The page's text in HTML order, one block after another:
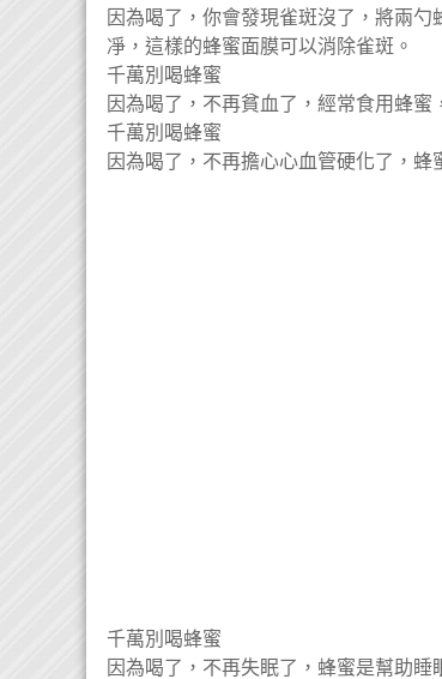
因為喝了，你會發現雀斑沒了，將兩
凈，這樣的蜂蜜面膜可以消除雀斑。
千萬別喝蜂蜜
因為喝了，不再貧血了，經常食用蜂蜜
千萬別喝蜂蜜
因為喝了，不再擔心心血管硬化了，蜂
千萬別喝蜂蜜
因為喝了，不再失眠了，蜂蜜是幫助